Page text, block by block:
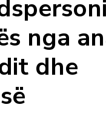
nga
dhe